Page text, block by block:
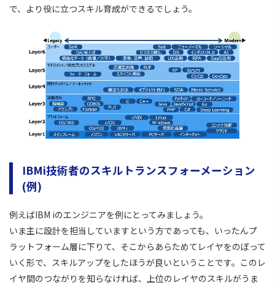
で、より役に立つスキル育成ができるでしょう。
IBMi技術者のスキルトランスフォーメーション
(例)
例えばIBM iのエンジニアを例にとってみましょう。
いま主に設計を担当していますという方であっても、いったんプ
ラットフォーム層に下りて、そこからあらためてレイヤをのぼって
いく形で、スキルアップをしたほうが良いということです。このレ
イヤ間のつながりを知らなければ、上位のレイヤのスキルがうま